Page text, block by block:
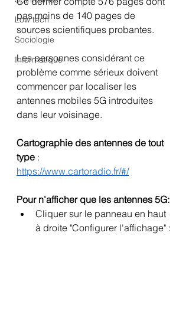
Low tech
Sociologie
Informatique
pas moins de 140 pages de
sources scientifiques probantes.
Les personnes considérant ce
problème comme sérieux doivent
commencer par localiser les
antennes mobiles 5G introduites
dans leur voisinage.
Cartographie des antennes de tout
type :
https://www.cartoradio.fr/#/
Pour n'afficher que les antennes 5G:
Cliquer sur le panneau en haut
à droite "Configurer l'affichage" :